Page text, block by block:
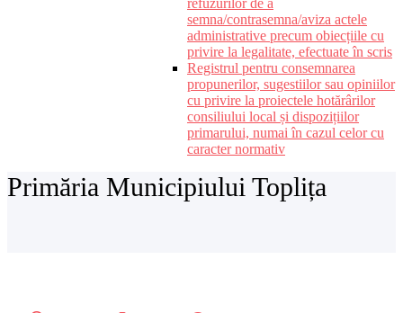
refuzurilor de a
semna/contrasemna/aviza actele
administrative precum obiecțiile cu
privire la legalitate, efectuate în scris
Registrul pentru consemnarea
propunerilor, sugestiilor sau opiniilor
cu privire la proiectele hotărârilor
consiliului local și dispozițiilor
primarului, numai în cazul celor cu
caracter normativ
Primăria Municipiului Toplița